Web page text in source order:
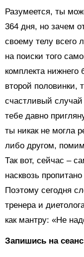
Разумеется, ты
364 дня, но зачем
своему телу всего
на поиски того
комплекта нижнего
второй половинки,
счастливый
тебе давно
ты никак не могла
либо другом,
Так вот, сейчас –
насквозь
Поэтому сегодня
тренера и
как мантру: «Не
Запишись на